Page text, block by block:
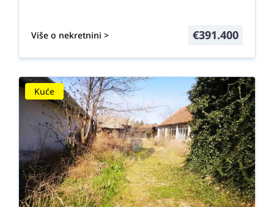
Više o nekretnini > €391.400
Kuće